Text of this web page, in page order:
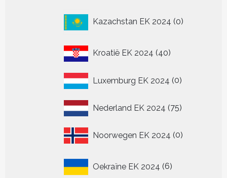
Kazachstan EK 2024 0
producten
Kroatië EK 2024 4040
Luxemburg EK 2024 00
Nederland EK 2024 7575
Noorwegen EK 2024 00
Oekraïne EK 2024 6
producten